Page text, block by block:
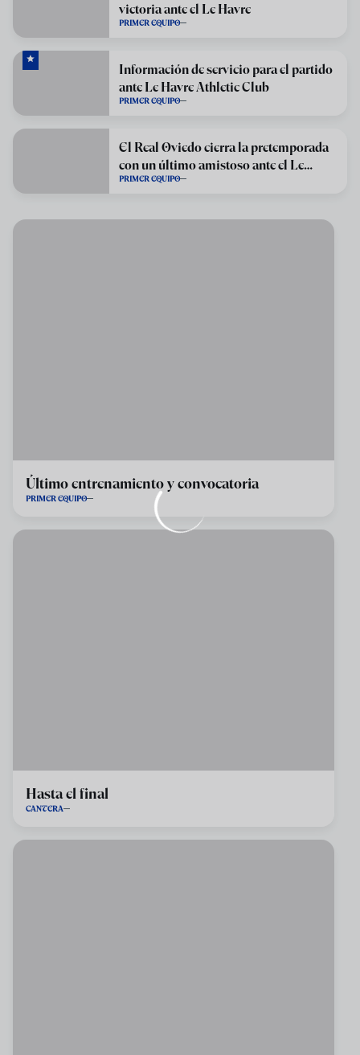
victoria ante el Le Havre
PRIMER EQUIPO
Información de servicio para el partido
ante Le Havre Athletic Club
PRIMER EQUIPO
El Real Oviedo cierra la pretemporada
con un último amistoso ante el Le
Havre
PRIMER EQUIPO
Último entrenamiento y convocatoria
PRIMER EQUIPO
Hasta el final
CANTERA